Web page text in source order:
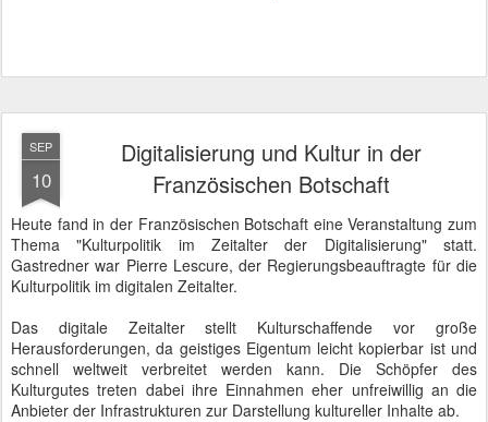
SEP
10
Digitalisierung und Kultur in der
Französischen Botschaft
Heute fand in der Französischen Botschaft eine Veranstaltung zum
Thema "Kulturpolitik im Zeitalter der Digitalisierung" statt.
Gastredner war Pierre Lescure, der Regierungsbeauftragte für die
Kulturpolitik im digitalen Zeitalter.
Das digitale Zeitalter stellt Kulturschaffende vor große
Herausforderungen, da geistiges Eigentum leicht kopierbar ist und
schnell weltweit verbreitet werden kann. Die Schöpfer des
Kulturgutes treten dabei ihre Einnahmen eher unfreiwillig an die
Anbieter der Infrastrukturen zur Darstellung kultureller Inhalte ab.